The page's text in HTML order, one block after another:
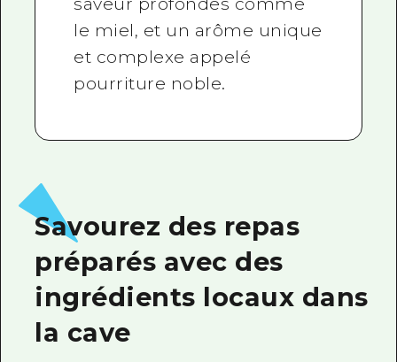
saveur profondes comme
le miel, et un arôme unique
et complexe appelé
pourriture noble.
Savourez des repas
préparés avec des
ingrédients locaux dans
la cave